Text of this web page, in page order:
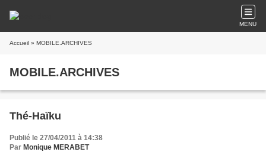
MENU
Accueil » MOBILE.ARCHIVES
MOBILE.ARCHIVES
Thé-Haïku
Publié le 27/04/2011 à 14:38
Par Monique MERABET